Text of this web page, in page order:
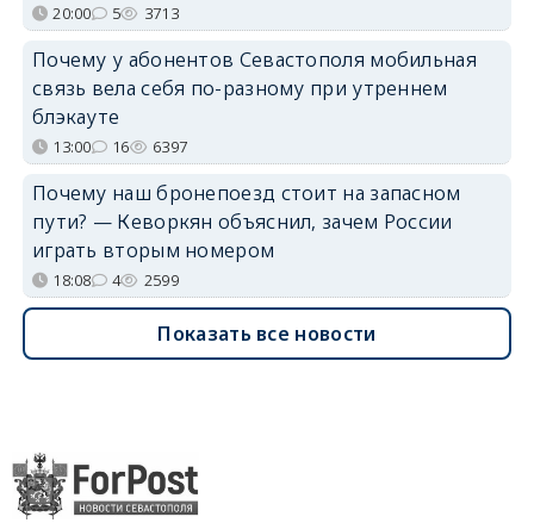
20:00 5 3713
Почему у абонентов Севастополя мобильная
связь вела себя по-разному при утреннем
блэкауте
13:00 16 6397
Почему наш бронепоезд стоит на запасном
пути? — Кеворкян объяснил, зачем России
играть вторым номером
18:08 4 2599
Показать все новости